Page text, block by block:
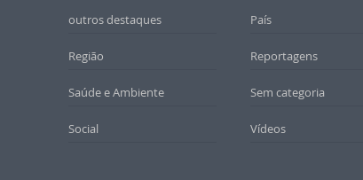
outros destaques País
Região Reportagens
Saúde e Ambiente Sem categoria
Social Vídeos